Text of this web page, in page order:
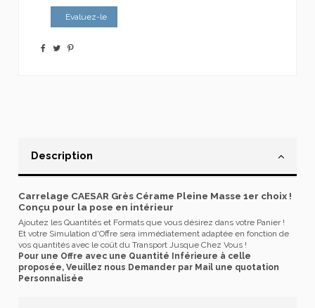
Evaluez-le
Description
Carrelage CAESAR Grès Cérame Pleine Masse 1er choix !
Conçu pour la pose en intérieur
Ajoutez les Quantités et Formats que vous désirez dans votre Panier !
Et votre Simulation d'Offre sera immédiatement adaptée en fonction de
vos quantités avec le coût du Transport Jusque Chez Vous !
Pour une Offre avec une Quantité Inférieure à celle
proposée, Veuillez nous Demander par Mail une quotation
Personnalisée